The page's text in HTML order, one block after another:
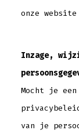
onze
Inzage,
Mocht je een
van je